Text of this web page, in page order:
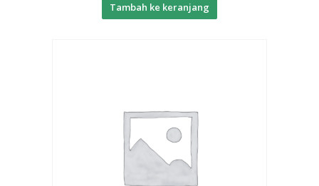
Tambah ke keranjang